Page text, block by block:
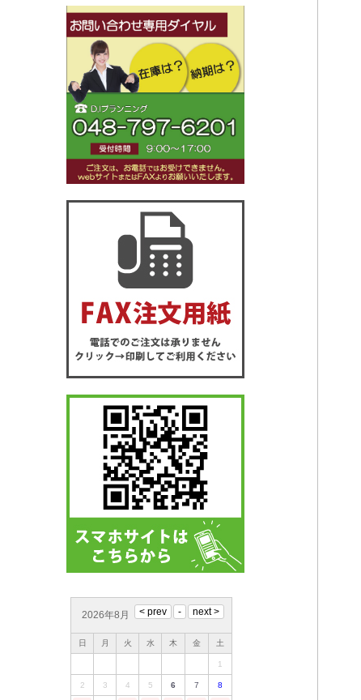
2026年8月
日 月 火 水 木 金 土
1
2 3 4 5 6 7 8